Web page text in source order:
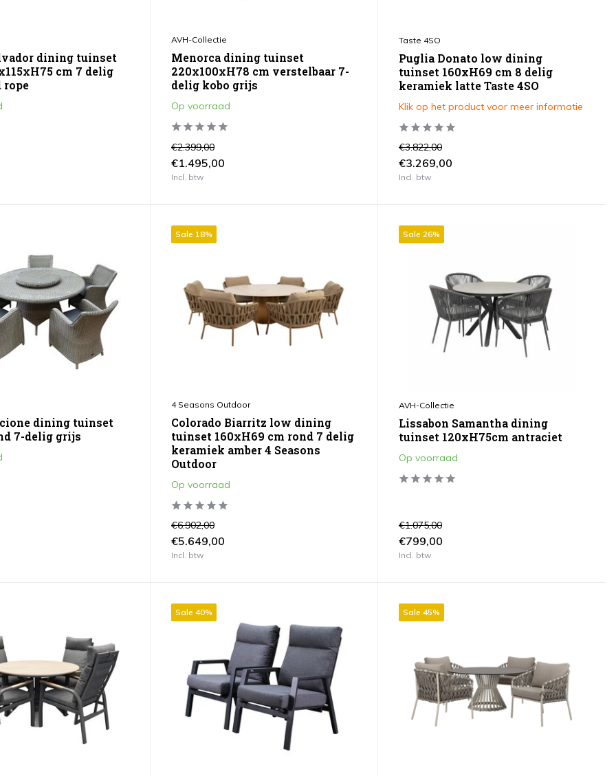
dining tuinset
cm 7 delig
AVH-Collectie
Menorca dining tuinset
220x100xH78 cm verstelbaar 7-
delig kobo grijs
Op voorraad
€2.399,00
€1.495,00
Incl. btw
Taste 4SO
Puglia Donato low dining
tuinset 160xH69 cm 8 delig
keramiek latte Taste 4SO
Klik op het product voor meer informatie
€3.822,00
€3.269,00
Incl. btw
dining tuinset
7-delig grijs
Sale 18%
4 Seasons Outdoor
Colorado Biarritz low dining
tuinset 160xH69 cm rond 7 delig
keramiek amber 4 Seasons
Outdoor
Op voorraad
€6.902,00
€5.649,00
Incl. btw
Sale 26%
AVH-Collectie
Lissabon Samantha dining
tuinset 120xH75cm antraciet
Op voorraad
€1.075,00
€799,00
Incl. btw
Sale 40% Sale 45%